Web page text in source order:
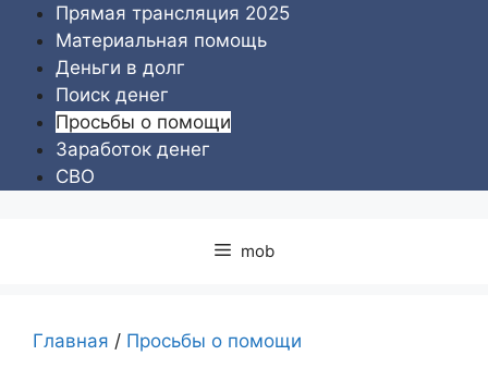
Перейти
содержимому
Прямая трансляция 2025
Материальная помощь
Деньги в долг
Поиск денег
Просьбы о помощи
Заработок денег
СВО
mob
Главная / Просьбы о помощи